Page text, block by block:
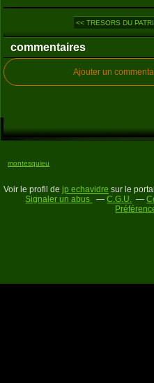
<< TRESORS DU
commentaires
Ajouter un
montesquieu
Voir le profil de jp echavidre sur le
Signaler un abus
C.G.U.